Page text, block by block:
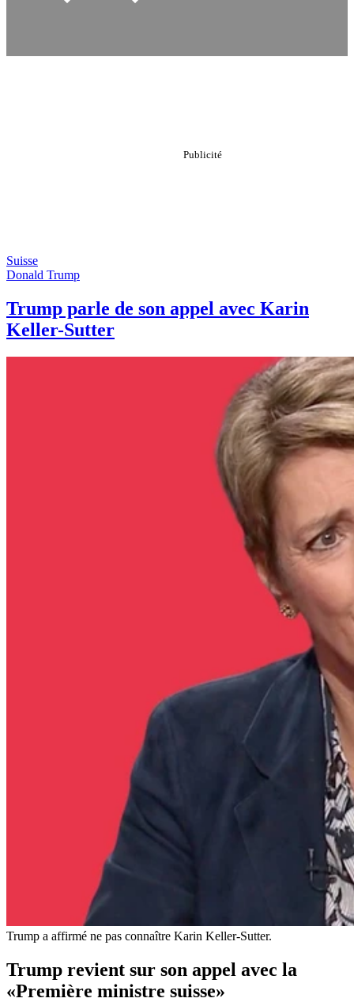
Suisse
Donald Trump
Trump parle de son appel avec Karin
Keller-Sutter
Trump a affirmé ne pas connaître Karin Keller-Sutter.
Trump revient sur son appel avec la
«Première ministre suisse»